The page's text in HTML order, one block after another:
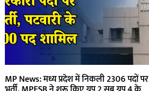
MP News: मध्य प्रदेश में निकली 2306 पदों पर